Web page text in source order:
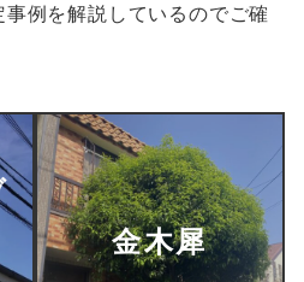
例を解説しているのでご確
金木犀